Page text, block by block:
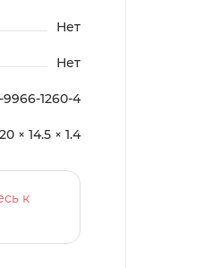
Нет
Нет
9966-1260-4
20 × 14.5 × 1.4
к